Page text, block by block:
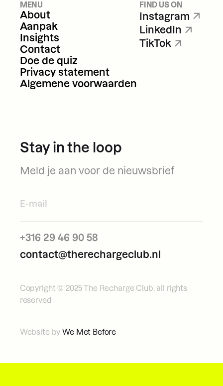
MENU
About
About
Aanpak
Aanpak
Insights
Insights
Contact
Contact
Doe de quiz
Doe de quiz
Privacy statement
Algemene voorwaarden
FIND US ON
Instagram
Instagram
LinkedIn
TikTok
Stay in the loop
Meld je aan voor de nieuwsbrief
+316 29 46 90 58
contact@therechargeclub.nl
Copyright © 2025 The Recharge Club, all rights
reserved
Website byWe Met Before